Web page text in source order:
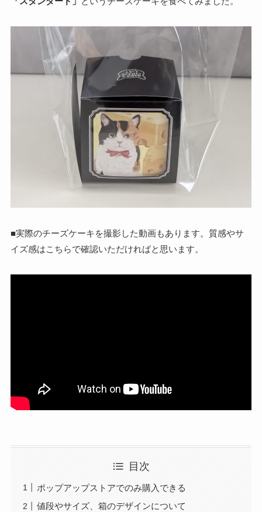
■実際のチーズケーキを撮影した動画もあります。質感やサ
イズ感はこちらで確認いただければと思います。
目次
ポップアップストアでのみ購入できる
値段やサイズ、箱のデザインについて